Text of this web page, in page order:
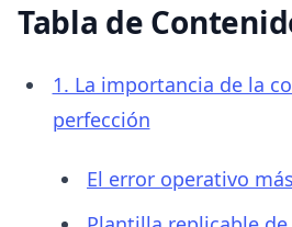
Tabla de
1. La importancia de la
perfección
El error operativo